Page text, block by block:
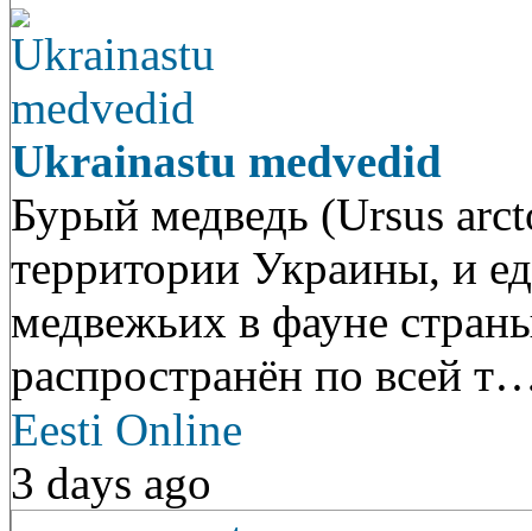
Ukrainastu medvedid
Бурый медведь (Ursus
территории Украины, и
медвежьих в фауне
распространён по всей
Eesti Online
3 days ago